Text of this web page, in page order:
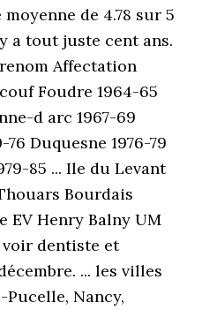
de 4.78 sur 5
a tout juste cent ans.
Affectation
Foudre 1964-65
d arc 1967-69
Duquesne 1976-79
85 ... Ile du Levant
Bourdais
EV Henry Balny UM
dentiste et
... les villes
Pucelle, Nancy,